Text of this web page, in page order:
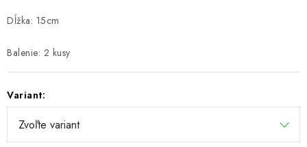
Navštívte našu predajňu vo Dvoroch nad Žitavou »
Dĺžka: 15cm
Balenie: 2 kusy
Variant: